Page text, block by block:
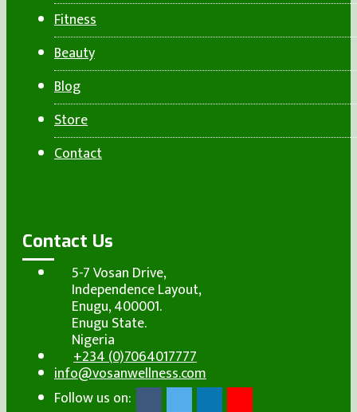
Fitness
Beauty
Blog
Store
Contact
Contact Us
5-7 Vosan Drive,
Independence Layout,
Enugu, 400001.
Enugu State.
Nigeria
+234 (0)7064017777
info@vosanwellness.com
Follow us on: